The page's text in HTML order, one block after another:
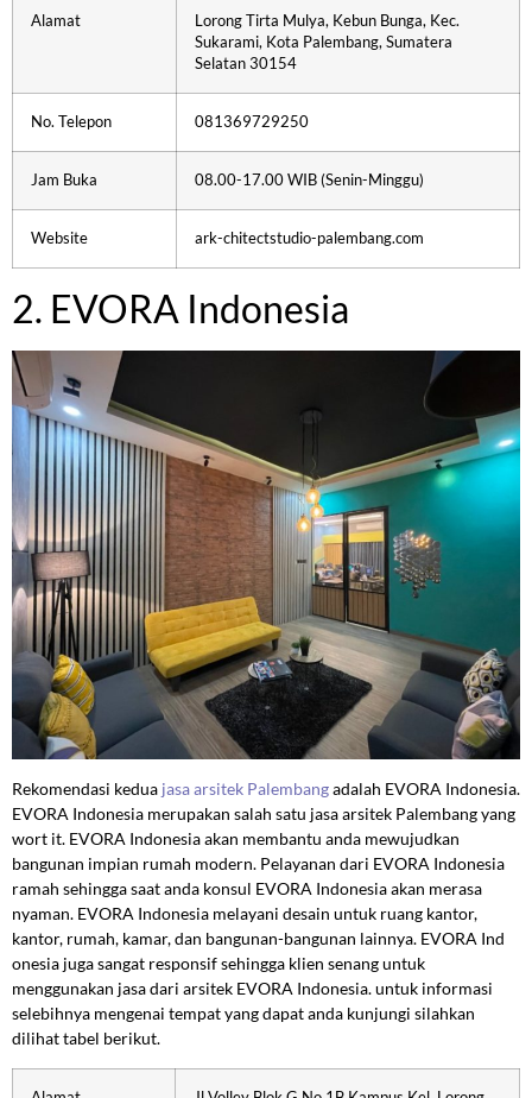
Alamat
Lorong Tirta Mulya, Kebun Bunga, Kec.
Sukarami, Kota Palembang, Sumatera
Selatan 30154
No. Telepon 081369729250
Jam Buka 08.00-17.00 WIB (Senin-Minggu)
Website ark-chitectstudio-palembang.com
2. EVORA Indonesia
Rekomendasi kedua jasa arsitek Palembangadalah EVORA Indonesia.
EVORA Indonesia merupakan salah satu jasa arsitek Palembang yang
wort it. EVORA Indonesia akan membantu anda mewujudkan
bangunan impian rumah modern. Pelayanan dari EVORA Indonesia
ramah sehingga saat anda konsul EVORA Indonesia akan merasa
nyaman. EVORA Indonesia melayani desain untuk ruang kantor,
kantor, rumah, kamar, dan bangunan-bangunan lainnya. EVORA Ind
onesia juga sangat responsif sehingga klien senang untuk
menggunakan jasa dari arsitek EVORA Indonesia. untuk informasi
selebihnya mengenai tempat yang dapat anda kunjungi silahkan
dilihat tabel berikut.